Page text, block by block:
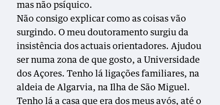
mas não psíquico.
Não consigo explicar como as coisas vão
surgindo. O meu doutoramento surgiu da
insistência dos actuais orientadores. Ajudou
ser numa zona de que gosto, a Universidade
dos Açores. Tenho lá ligações familiares, na
aldeia de Algarvia, na Ilha de São Miguel.
Tenho lá a casa que era dos meus avós, até o